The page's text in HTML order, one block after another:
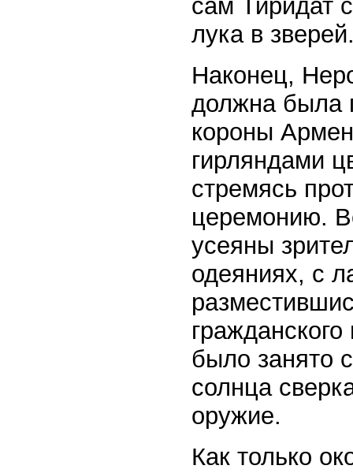
сам Тиридат
лука в
Наконец,
должна была
короны
гирляндами
стремясь
церемонию.
усеяны
одеяниях, с
было занято
солнца
оружие.
Как только